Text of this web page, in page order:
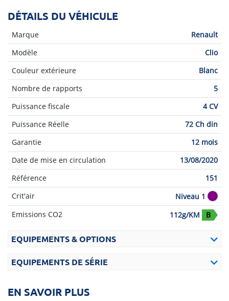
DÉTAILS DU VÉHICULE
Marque
Renault
Modèle
Clio
Couleur extérieure
Blanc
Nombre de rapports
5
Puissance fiscale
4 CV
Puissance Réelle
72 Ch din
Garantie
12 mois
Date de mise en circulation
13/08/2020
Référence
151
Crit'air
Niveau 1
Emissions CO2
112g/KM B
EQUIPEMENTS & OPTIONS
EQUIPEMENTS DE SÉRIE
EN SAVOIR PLUS